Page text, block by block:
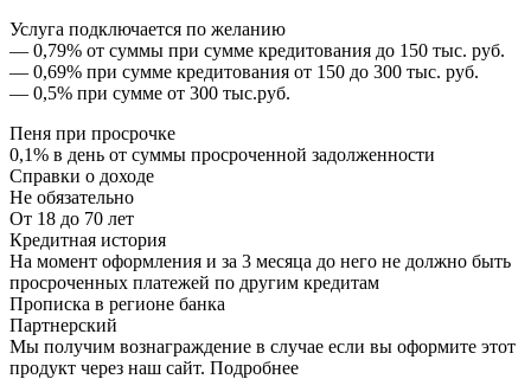
Услуга подключается по желанию
— 0,79% от суммы при сумме кредитования до 150 тыс. руб.
— 0,69% при сумме кредитования от 150 до 300 тыс. руб.
— 0,5% при сумме от 300 тыс.руб.
Пеня при просрочке
0,1% в день от суммы просроченной задолженности
Справки о доходе
Не обязательно
От 18 до 70 лет
Кредитная история
На момент оформления и за 3 месяца до него не должно быть
просроченных платежей по другим кредитам
Прописка в регионе банка
Партнерский
Мы получим вознаграждение в случае если вы оформите этот
продукт через наш сайт. Подробнее